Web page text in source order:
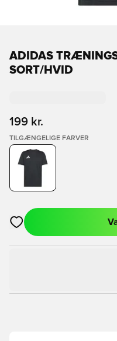
ADIDAS
SORT/HVID
199 kr.
TILGÆNGELIGE FARVER
Åbner en Modal til at